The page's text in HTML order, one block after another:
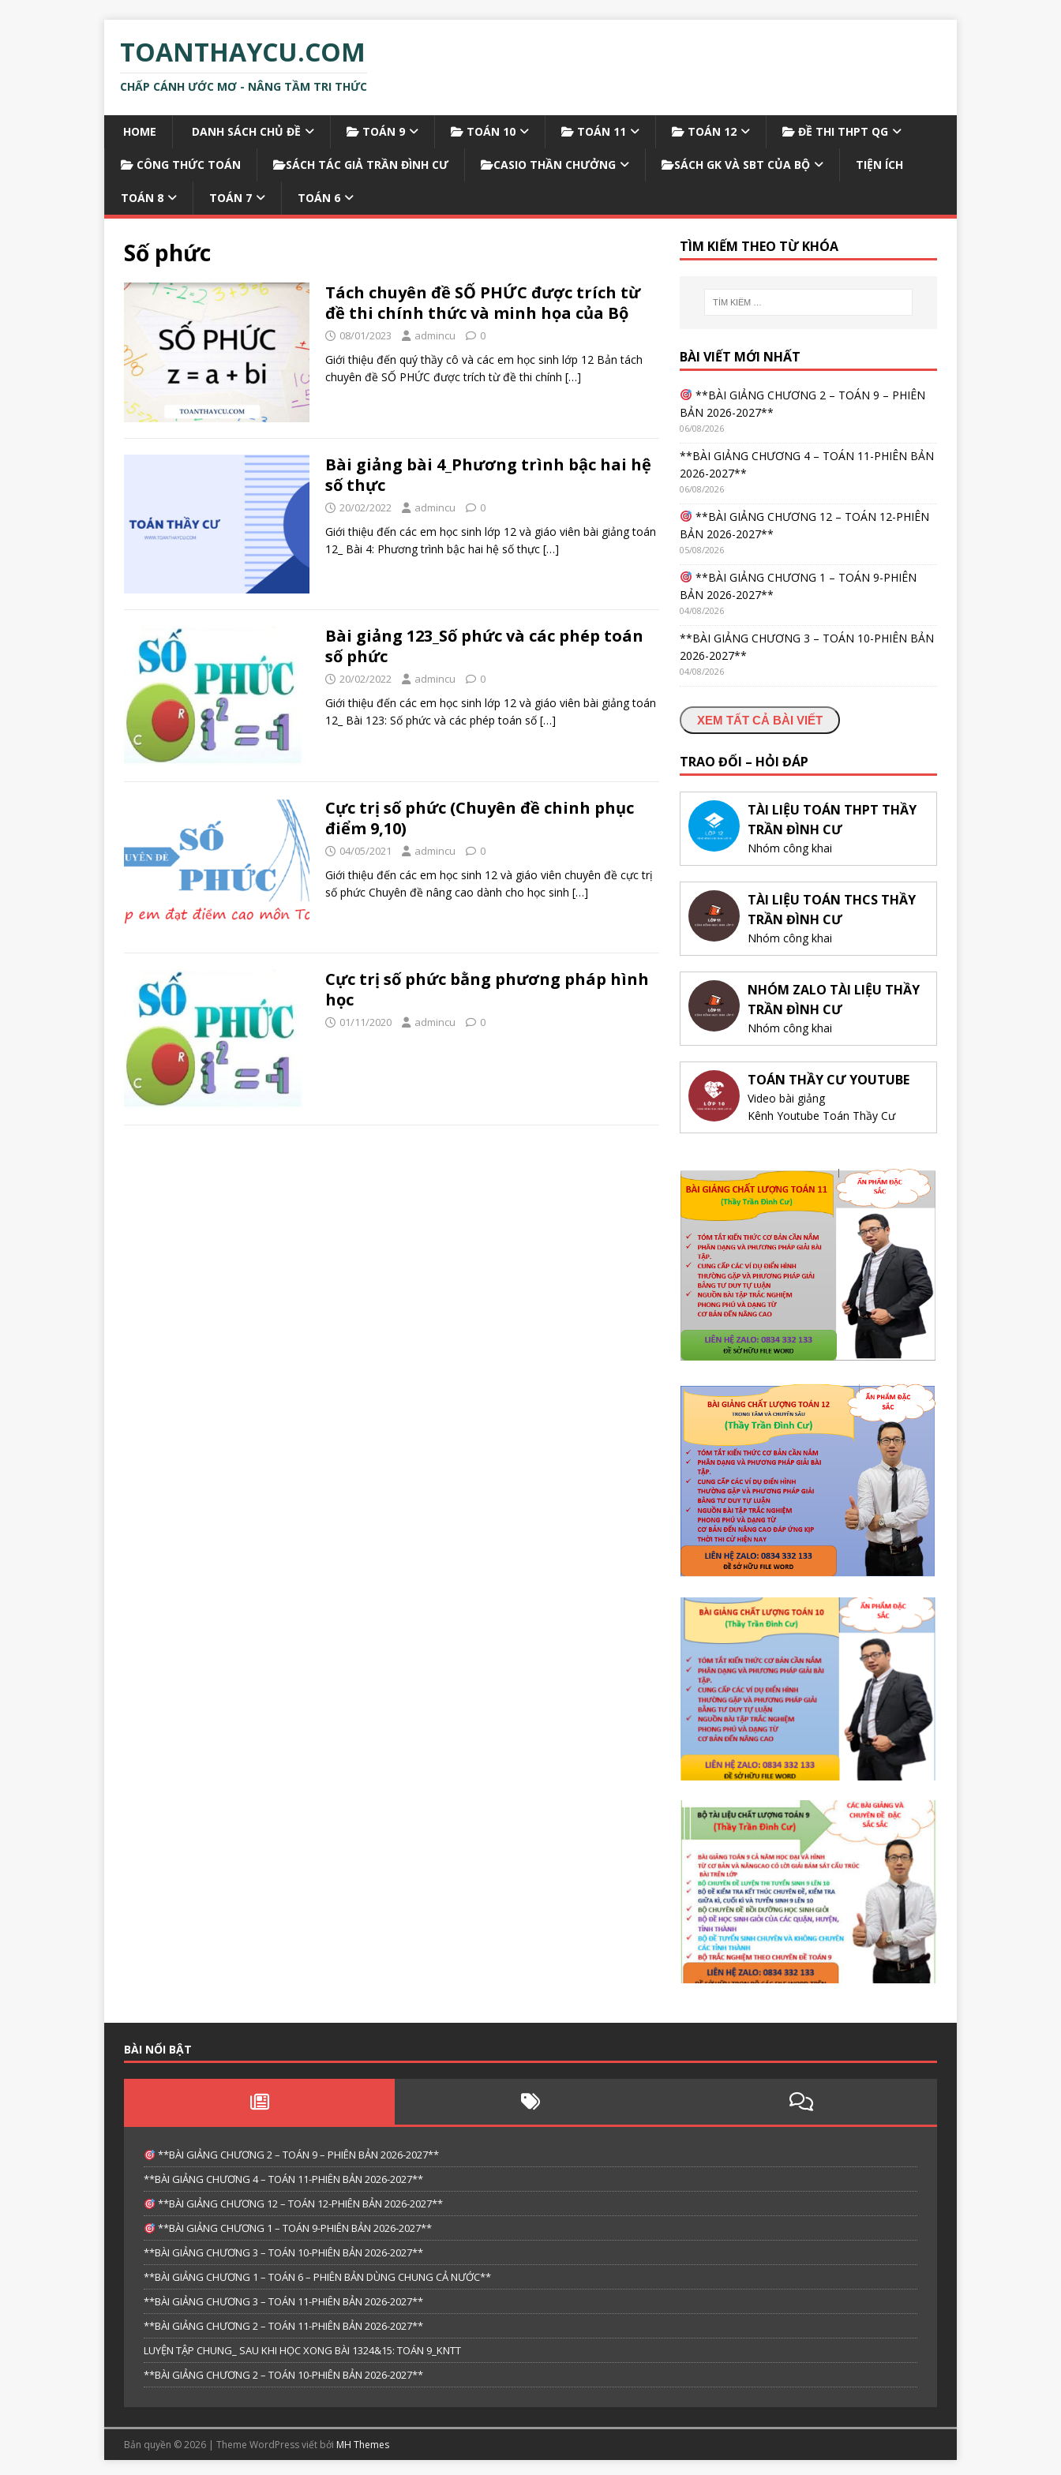
TOANTHAYCU.COM
CHẤP CÁNH ƯỚC MƠ - NÂNG TẦM TRI THỨC
HOME DANH SÁCH CHỦ ĐỀ TOÁN 9 TOÁN 10 TOÁN 11 TOÁN 12 ĐỀ THI THPT QG
CÔNG THỨC TOÁN SÁCH TÁC GIẢ TRẦN ĐÌNH CƯ CASIO THẦN CHƯỞNG SÁCH GK VÀ SBT CỦA BỘ TIỆN ÍCH
TOÁN 8 TOÁN 7 TOÁN 6
Số phức
Tách chuyên đề SỐ PHỨC được trích từ
đề thi chính thức và minh họa của Bộ
08/01/2023 admincu 0
Giới thiệu đến quý thầy cô và các em học sinh lớp 12 Bản tách
chuyên đề SỐ PHỨC được trích từ đề thi chính […]
Bài giảng bài 4_Phương trình bậc hai hệ
số thực
20/02/2022 admincu 0
Giới thiệu đến các em học sinh lớp 12 và giáo viên bài giảng toán
12_ Bài 4: Phương trình bậc hai hệ số thực […]
Bài giảng 123_Số phức và các phép toán
số phức
20/02/2022 admincu 0
Giới thiệu đến các em học sinh lớp 12 và giáo viên bài giảng toán
12_ Bài 123: Số phức và các phép toán số […]
Cực trị số phức (Chuyên đề chinh phục
điểm 9,10)
04/05/2021 admincu 0
Giới thiệu đến các em học sinh 12 và giáo viên chuyên đề cực trị
số phức Chuyên đề nâng cao dành cho học sinh […]
Cực trị số phức bằng phương pháp hình
học
01/11/2020 admincu 0
TÌM KIẾM THEO TỪ KHÓA
BÀI VIẾT MỚI NHẤT
**BÀI GIẢNG CHƯƠNG 2 – TOÁN 9 – PHIÊN
BẢN 2026-2027**
06/08/2026
**BÀI GIẢNG CHƯƠNG 4 – TOÁN 11-PHIÊN BẢN
2026-2027**
06/08/2026
**BÀI GIẢNG CHƯƠNG 12 – TOÁN 12-PHIÊN
BẢN 2026-2027**
05/08/2026
**BÀI GIẢNG CHƯƠNG 1 – TOÁN 9-PHIÊN
BẢN 2026-2027**
04/08/2026
**BÀI GIẢNG CHƯƠNG 3 – TOÁN 10-PHIÊN BẢN
2026-2027**
04/08/2026
XEM TẤT CẢ BÀI VIẾT
TRAO ĐỔI – HỎI ĐÁP
TÀI LIỆU TOÁN THPT THẦY
TRẦN ĐÌNH CƯ
Nhóm công khai
TÀI LIỆU TOÁN THCS THẦY
TRẦN ĐÌNH CƯ
Nhóm công khai
NHÓM ZALO TÀI LIỆU THẦY
TRẦN ĐÌNH CƯ
Nhóm công khai
TOÁN THẦY CƯ YOUTUBE
Video bài giảng
Kênh Youtube Toán Thầy Cư
BÀI NỔI BẬT
**BÀI GIẢNG CHƯƠNG 2 – TOÁN 9 – PHIÊN BẢN 2026-2027**
**BÀI GIẢNG CHƯƠNG 4 – TOÁN 11-PHIÊN BẢN 2026-2027**
**BÀI GIẢNG CHƯƠNG 12 – TOÁN 12-PHIÊN BẢN 2026-2027**
**BÀI GIẢNG CHƯƠNG 1 – TOÁN 9-PHIÊN BẢN 2026-2027**
**BÀI GIẢNG CHƯƠNG 3 – TOÁN 10-PHIÊN BẢN 2026-2027**
**BÀI GIẢNG CHƯƠNG 1 – TOÁN 6 – PHIÊN BẢN DÙNG CHUNG CẢ NƯỚC**
**BÀI GIẢNG CHƯƠNG 3 – TOÁN 11-PHIÊN BẢN 2026-2027**
**BÀI GIẢNG CHƯƠNG 2 – TOÁN 11-PHIÊN BẢN 2026-2027**
LUYỆN TẬP CHUNG_ SAU KHI HỌC XONG BÀI 1324&15: TOÁN 9_KNTT
**BÀI GIẢNG CHƯƠNG 2 – TOÁN 10-PHIÊN BẢN 2026-2027**
Bản quyền © 2026 | Theme WordPress viết bởi MH Themes